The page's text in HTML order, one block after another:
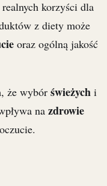
korzyści dla
z diety może
oraz ogólną jakość
że wybór świeżych i
na zdrowie